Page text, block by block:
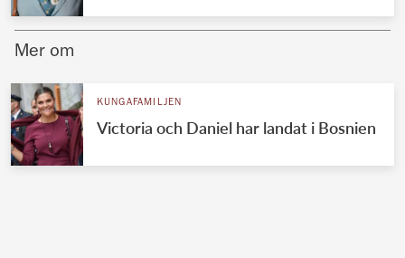
Mer om
KUNGAFAMILJEN
Victoria och Daniel har landat i Bosnien